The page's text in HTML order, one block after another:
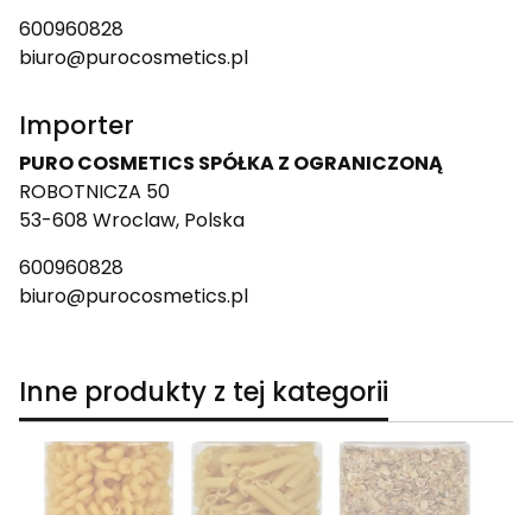
600960828
biuro@purocosmetics.pl
Importer
PURO COSMETICS SPÓŁKA Z OGRANICZONĄ
ROBOTNICZA 50
53-608 Wroclaw, Polska
600960828
biuro@purocosmetics.pl
Inne produkty z tej kategorii